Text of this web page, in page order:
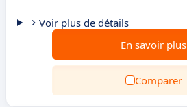
Voir plus de détails
En savoir plus
Comparer